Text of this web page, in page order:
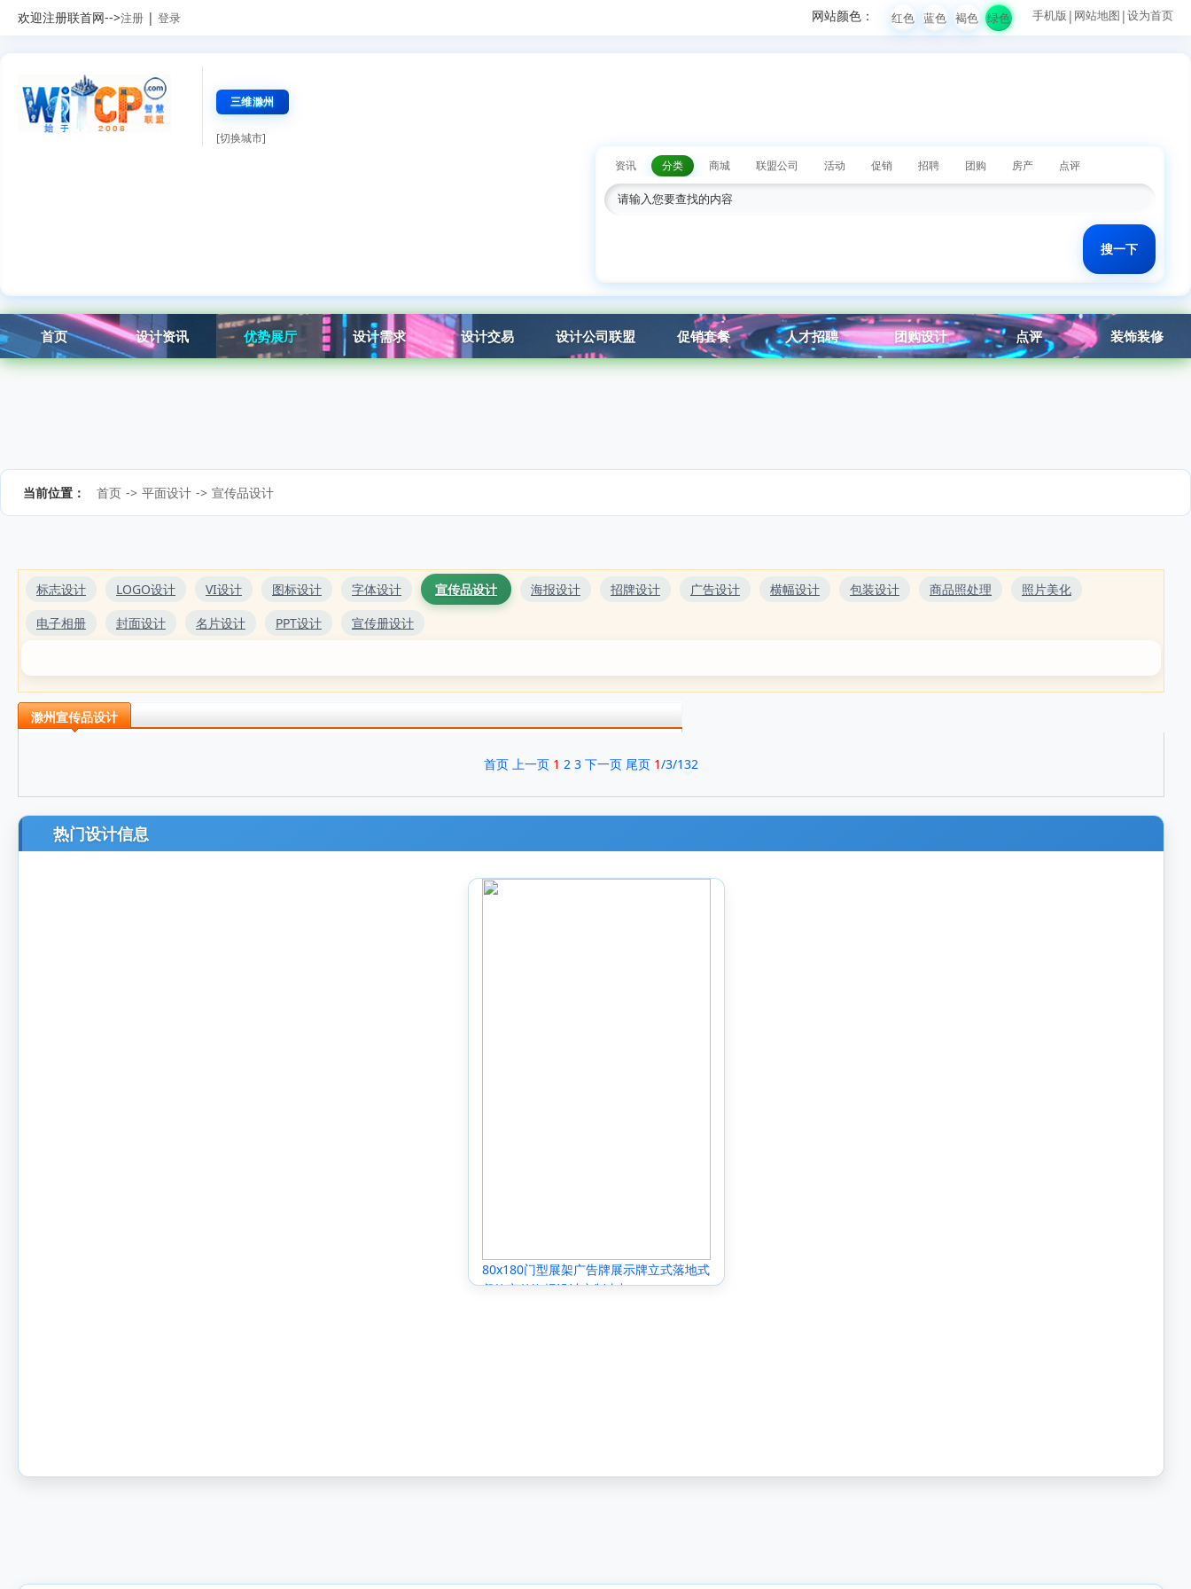
欢迎注册联首网-->注册 | 登录 手机版 | 网站地图 |设为首页
红色 蓝色 褐色 绿色
网站颜色：
三维滁州
[切换城市]
资讯
分类 商城 联盟公司 活动 促销 招聘 团购 房产 点评
首页 设计资讯 优势展厅 设计需求 设计交易 设计公司联盟 促销套餐 人才招聘 团购设计 点评 装饰装修
当前位置： 首页 -> 平面设计 -> 宣传品设计
标志设计 LOGO设计 VI设计 图标设计 字体设计 宣传品设计 海报设计 招牌设计 广告设计 横幅设计 包装设计 商品照处理
照片美化
电子相册
封面设计 名片设计 PPT设计 宣传册设计
滁州宣传品设计
首页 上一页 1 2 3 下一页 尾页 1/3/132
热门设计信息
80x180门型展架广告牌展示牌立式落地式
餐饮宣传海报设计定制支架